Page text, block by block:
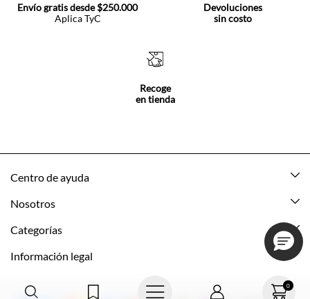
0
Envío gratis desde $250.000
Aplica TyC
Devoluciones
sin costo
Recoge
en tienda
Centro de ayuda
Mis pedidos
Cómo comprar
Nosotros
Acerca de Tennis
Tns Friends
Categorías
Nuevo
Información legal